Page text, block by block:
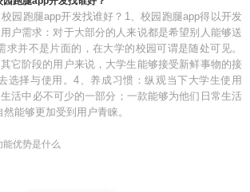
校园跑腿app开发找谁好？1、校园跑腿app得以开发
户需求：对于大部分的人来说都是希望别人能够送
求并不是片面的，在大学的校园可谓是随处可见。
它阶段的用户来说，大学生能够接受新鲜事物的接
选择与使用。4、养成习惯：纵观当下大学生使用
活中必不可少的一部分；一款能够为他们日常生活
能够更加受到用户青睐。
优势是什么